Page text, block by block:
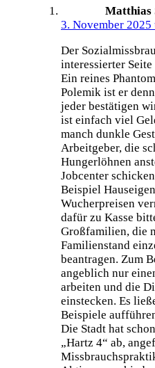
Matthias
3. November
Der
interessierter
Ein reines
Polemik ist er
jeder bestätigen
ist einfach viel
manch dunkle
Arbeitgeber, die
Hungerlöhnen
Jobcenter
Beispiel
Wucherpreisen
dafür zu Kasse
Großfamilien, die
Familienstand
beantragen. Zum
angeblich nur
arbeiten und die
einstecken. Es
Beispiele
Die Stadt hat
„Hartz 4“ ab,